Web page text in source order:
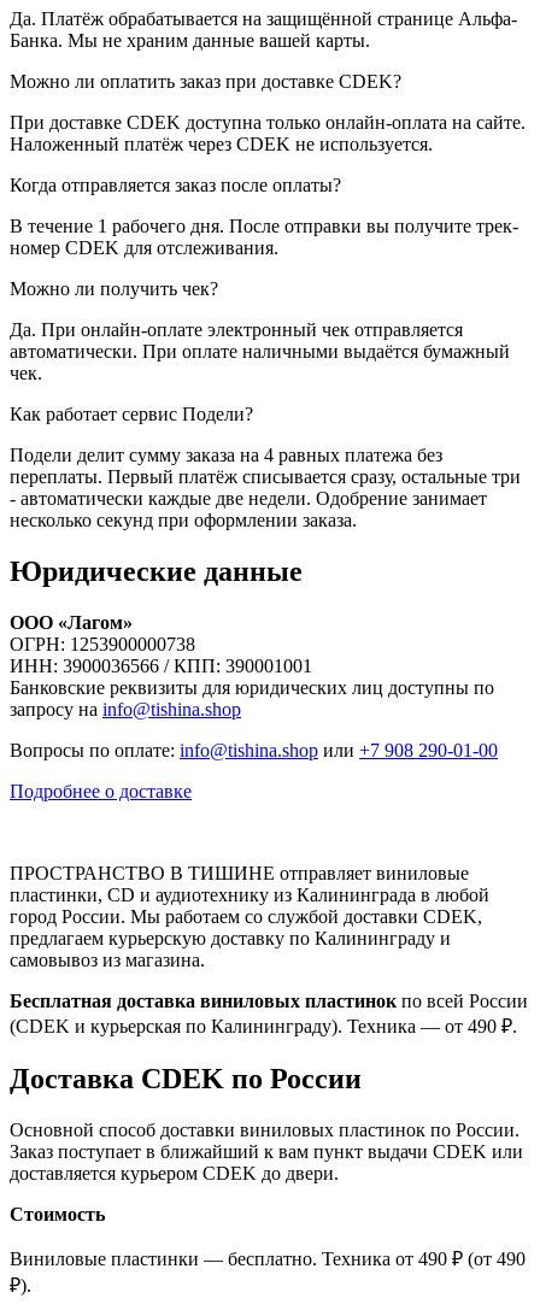
Да. Платёж обрабатывается на защищённой странице Альфа-
Банка. Мы не храним данные вашей карты.
Можно ли оплатить заказ при доставке CDEK?
При доставке CDEK доступна только онлайн-оплата на сайте.
Наложенный платёж через CDEK не используется.
Когда отправляется заказ после оплаты?
В течение 1 рабочего дня. После отправки вы получите трек-
номер CDEK для отслеживания.
Можно ли получить чек?
Да. При онлайн-оплате электронный чек отправляется
автоматически. При оплате наличными выдаётся бумажный
чек.
Как работает сервис Подели?
Подели делит сумму заказа на 4 равных платежа без
переплаты. Первый платёж списывается сразу, остальные три
- автоматически каждые две недели. Одобрение занимает
несколько секунд при оформлении заказа.
Юридические данные
ООО «Лагом»
ОГРН: 1253900000738
ИНН: 3900036566 / КПП: 390001001
Банковские реквизиты для юридических лиц доступны по
запросу на info@tishina.shop
Вопросы по оплате: info@tishina.shop или +7 908 290-01-00
Подробнее о доставке
ПРОСТРАНСТВО В ТИШИНЕ отправляет виниловые
пластинки, CD и аудиотехнику из Калининграда в любой
город России. Мы работаем со службой доставки CDEK,
предлагаем курьерскую доставку по Калининграду и
самовывоз из магазина.
Бесплатная доставка виниловых пластинок по всей России
(CDEK и курьерская по Калининграду). Техника — от 490 ₽.
Доставка CDEK по России
Основной способ доставки виниловых пластинок по России.
Заказ поступает в ближайший к вам пункт выдачи CDEK или
доставляется курьером CDEK до двери.
Стоимость
Виниловые пластинки — бесплатно. Техника от 490 ₽ (от 490
₽).